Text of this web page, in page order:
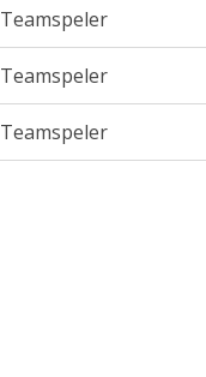
Teamspeler
Teamspeler
Teamspeler